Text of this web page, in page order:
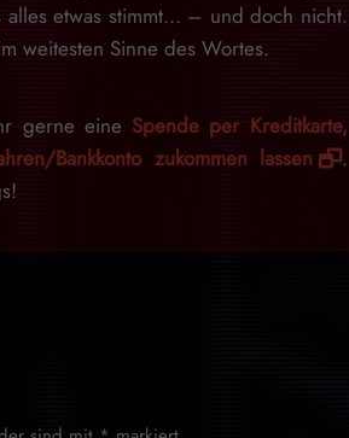
etwas stimmt… – und doch nicht.
weitesten Sinne des Wortes.
gerne eine Spende per Kreditkarte,
Bankkonto zukommen lassen
.